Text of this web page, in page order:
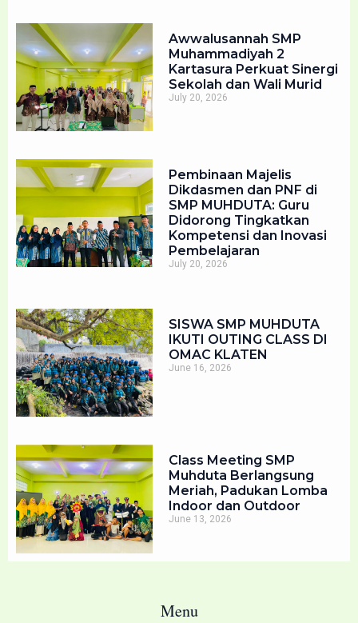
Awwalusannah SMP
Muhammadiyah 2
Kartasura Perkuat Sinergi
Sekolah dan Wali Murid
July 20, 2026
Pembinaan Majelis
Dikdasmen dan PNF di
SMP MUHDUTA: Guru
Didorong Tingkatkan
Kompetensi dan Inovasi
Pembelajaran
July 20, 2026
SISWA SMP MUHDUTA
IKUTI OUTING CLASS DI
OMAC KLATEN
June 16, 2026
Class Meeting SMP
Muhduta Berlangsung
Meriah, Padukan Lomba
Indoor dan Outdoor
June 13, 2026
Menu